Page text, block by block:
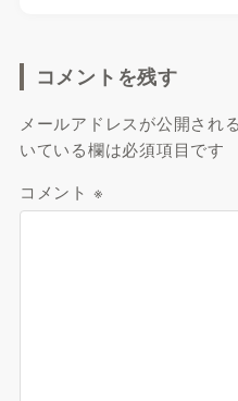
コメントを残す
メールアドレスが公開され
いている欄は必須項目です
コメント ※